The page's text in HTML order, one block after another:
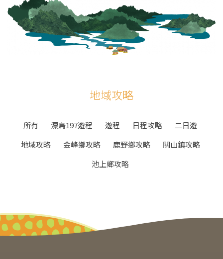
地域攻略
所有 漂鳥197遊程 遊程 日程攻略
二日遊
地域攻略
金峰鄉攻略 鹿野鄉攻略
關山鎮攻略
池上鄉攻略